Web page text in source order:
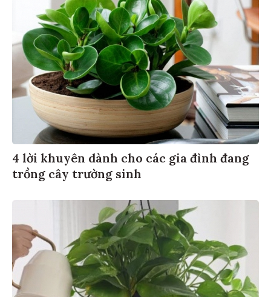
4 lời khuyên dành cho các gia đình đang
trồng cây trường sinh